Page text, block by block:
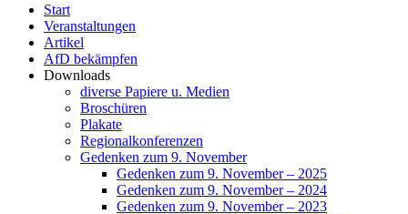
Start
Veranstaltungen
Artikel
AfD bekämpfen
Downloads
diverse Papiere u. Medien
Broschüren
Plakate
Regionalkonferenzen
Gedenken zum 9. November
Gedenken zum 9. November – 2025
Gedenken zum 9. November – 2024
Gedenken zum 9. November – 2023